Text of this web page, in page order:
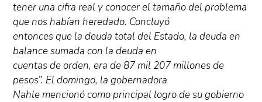
tener una cifra real y conocer el tamaño del problema
que nos habían heredado. Concluyó
entonces que la deuda total del Estado, la deuda en
balance sumada con la deuda en
cuentas de orden, era de 87 mil 207 millones de
pesos”. El domingo, la gobernadora
Nahle mencionó como principal logro de su gobierno